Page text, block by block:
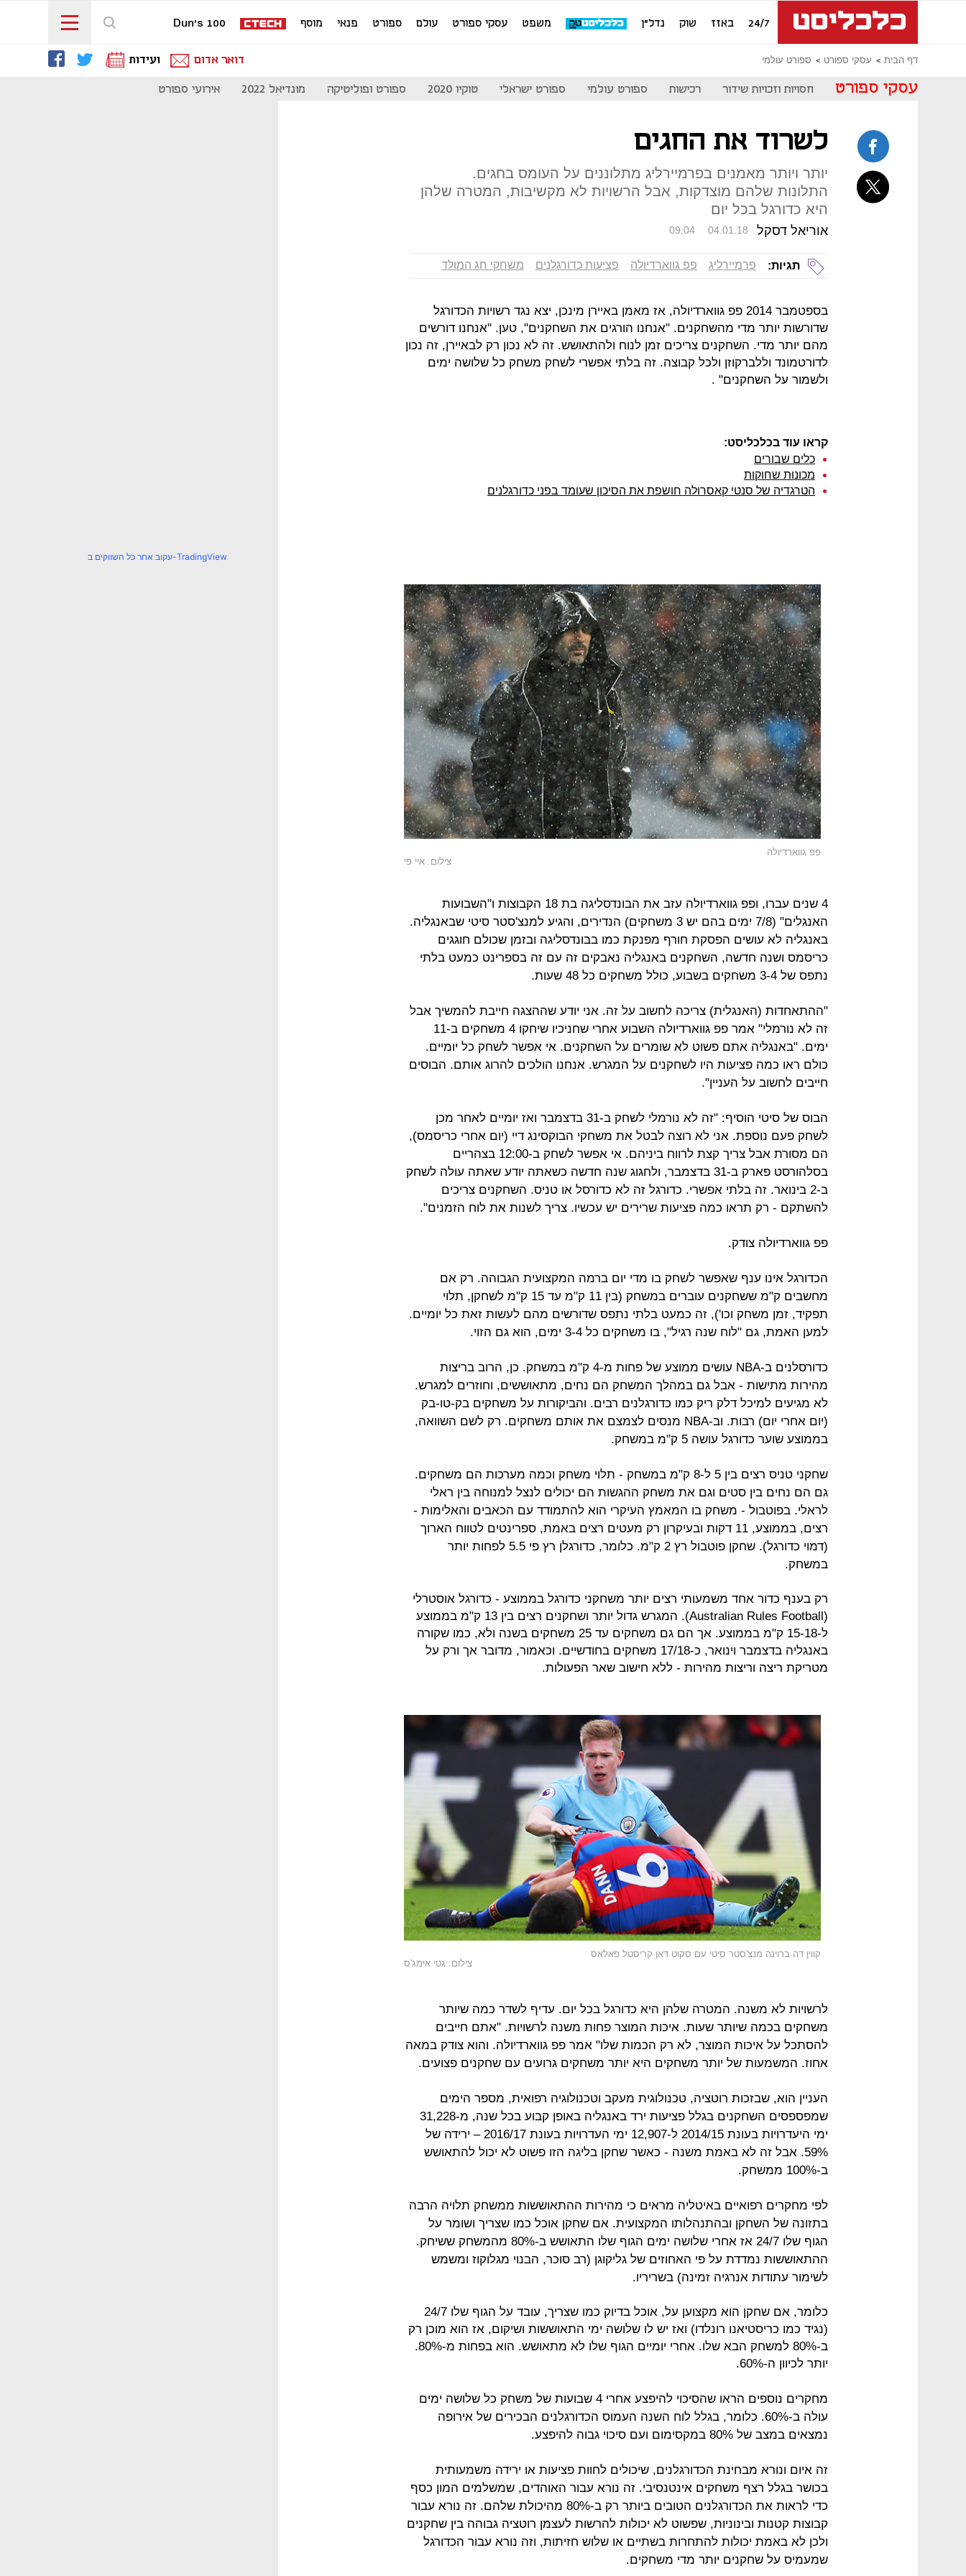
24/7 באזז שוק נדל"ן משפט עסקי ספורט עולם ספורט פנאי מוסף Dun's 100
דף הבית עסקי ספורט ספורט עולמי דואר אדום ועידות
עסקי ספורט חסויות וזכויות שידור רכישות ספורט עולמי ספורט ישראלי טוקיו 2020 ספורט ופוליטיקה מונדיאל 2022 אירועי ספורט
לשרוד את החגים
יותר ויותר מאמנים בפרמיירליג מתלוננים על העומס בחגים.
התלונות שלהם מוצדקות, אבל הרשויות לא מקשיבות, המטרה שלהן
היא כדורגל בכל יום
אוריאל דסקל 09:04 04.01.18
תגיות: פרמיירליג פפ גווארדיולה פציעות כדורגלנים משחקי חג המולד
בספטמבר 2014 פפ גווארדיולה, אז מאמן באיירן מינכן, יצא נגד רשויות הכדורגל
שדורשות יותר מדי מהשחקנים. "אנחנו הורגים את השחקנים", טען. "אנחנו דורשים
מהם יותר מדי. השחקנים צריכים זמן לנוח ולהתאושש. זה לא נכון רק לבאיירן, זה נכון
לדורטמונד וללברקוזן ולכל קבוצה. זה בלתי אפשרי לשחק משחק כל שלושה ימים
ולשמור על השחקנים" .
קראו עוד בכלכליסט:
כלים שבורים
מכונות שחוקות
הטרגדיה של סנטי קאסרולה חושפת את הסיכון שעומד בפני כדורגלנים
פפ גווארדיולה
צילום: איי פי
4 שנים עברו, ופפ גווארדיולה עזב את הבונדסליגה בת 18 הקבוצות ו"השבועות
האנגלים" (7/8 ימים בהם יש 3 משחקים) הנדירים, והגיע למנצ'סטר סיטי שבאנגליה.
באנגליה לא עושים הפסקת חורף מפנקת כמו בבונדסליגה ובזמן שכולם חוגגים
כריסמס ושנה חדשה, השחקנים באנגליה נאבקים זה עם זה בספרינט כמעט בלתי
נתפס של 3-4 משחקים בשבוע, כולל משחקים כל 48 שעות.
"ההתאחדות (האנגלית) צריכה לחשוב על זה. אני יודע שההצגה חייבת להמשיך אבל
זה לא נורמלי" אמר פפ גווארדיולה השבוע אחרי שחניכיו שיחקו 4 משחקים ב-11
ימים. "באנגליה אתם פשוט לא שומרים על השחקנים. אי אפשר לשחק כל יומיים.
כולם ראו כמה פציעות היו לשחקנים על המגרש. אנחנו הולכים להרוג אותם. הבוסים
חייבים לחשוב על העניין".
הבוס של סיטי הוסיף: "זה לא נורמלי לשחק ב-31 בדצמבר ואז יומיים לאחר מכן
לשחק פעם נוספת. אני לא רוצה לבטל את משחקי הבוקסינג דיי (יום אחרי כריסמס),
הם מסורת אבל צריך קצת לרווח ביניהם. אי אפשר לשחק ב-12:00 בצהריים
בסלהורסט פארק ב-31 בדצמבר, ולחגוג שנה חדשה כשאתה יודע שאתה עולה לשחק
ב-2 בינואר. זה בלתי אפשרי. כדורגל זה לא כדורסל או טניס. השחקנים צריכים
להשתקם - רק תראו כמה פציעות שרירים יש עכשיו. צריך לשנות את לוח הזמנים".
פפ גווארדיולה צודק.
הכדורגל אינו ענף שאפשר לשחק בו מדי יום ברמה המקצועית הגבוהה. רק אם
מחשבים ק"מ ששחקנים עוברים במשחק (בין 11 ק"מ עד 15 ק"מ לשחקן, תלוי
תפקיד, זמן משחק וכו'), זה כמעט בלתי נתפס שדורשים מהם לעשות זאת כל יומיים.
למען האמת, גם "לוח שנה רגיל", בו משחקים כל 3-4 ימים, הוא גם הזוי.
כדורסלנים ב-NBA עושים ממוצע של פחות מ-4 ק"מ במשחק. כן, הרוב בריצות
מהירות מתישות - אבל גם במהלך המשחק הם נחים, מתאוששים, וחוזרים למגרש.
לא מגיעים למיכל דלק ריק כמו כדורגלנים רבים. והביקורות על משחקים בק-טו-בק
(יום אחרי יום) רבות. וב-NBA מנסים לצמצם את אותם משחקים. רק לשם השוואה,
בממוצע שוער כדורגל עושה 5 ק"מ במשחק.
שחקני טניס רצים בין 5 ל-8 ק"מ במשחק - תלוי משחק וכמה מערכות הם משחקים.
גם הם נחים בין סטים וגם את משחק ההגשות הם יכולים לנצל למנוחה בין ראלי
לראלי. בפוטבול - משחק בו המאמץ העיקרי הוא להתמודד עם הכאבים והאלימות -
רצים, בממוצע, 11 דקות ובעיקרון רק מעטים רצים באמת, ספרינטים לטווח הארוך
(דמוי כדורגל). שחקן פוטבול רץ 2 ק"מ. כלומר, כדורגלן רץ פי 5.5 לפחות יותר
במשחק.
רק בענף כדור אחד משמעותי רצים יותר משחקני כדורגל בממוצע - כדורגל אוסטרלי
(Australian Rules Football). המגרש גדול יותר ושחקנים רצים בין 13 ק"מ בממוצע
ל-15-18 ק"מ בממוצע. אך הם גם משחקים עד 25 משחקים בשנה ולא, כמו שקורה
באנגליה בדצמבר וינואר, כ-17/18 משחקים בחודשיים. וכאמור, מדובר אך ורק על
מטריקת ריצה וריצות מהירות - ללא חישוב שאר הפעולות.
קווין דה ברוינה מנצ'סטר סיטי עם סקוט דאן קריסטל פאלאס
צילום: גטי אימג'ס
לרשויות לא משנה. המטרה שלהן היא כדורגל בכל יום. עדיף לשדר כמה שיותר
משחקים בכמה שיותר שעות. איכות המוצר פחות משנה לרשויות. "אתם חייבים
להסתכל על איכות המוצר, לא רק הכמות שלו" אמר פפ גווארדיולה. והוא צודק במאה
אחוז. המשמעות של יותר משחקים היא יותר משחקים גרועים עם שחקנים פצועים.
העניין הוא, שבזכות רוטציה, טכנולוגית מעקב וטכנולוגיה רפואית, מספר הימים
שמפספסים השחקנים בגלל פציעות ירד באנגליה באופן קבוע בכל שנה, מ-31,228
ימי היעדרויות בעונת 2014/15 ל-12,907 ימי העדרויות בעונת 2016/17 – ירידה של
59%. אבל זה לא באמת משנה - כאשר שחקן בליגה הזו פשוט לא יכול להתאושש
ב-100% ממשחק.
לפי מחקרים רפואיים באיטליה מראים כי מהירות ההתאוששות ממשחק תלויה הרבה
בתזונה של השחקן ובהתנהלותו המקצועית. אם שחקן אוכל כמו שצריך ושומר על
הגוף שלו 24/7 אז אחרי שלושה ימים הגוף שלו התאושש ב-80% מהמשחק ששיחק.
ההתאוששות נמדדת על פי האחוזים של גליקוגן (רב סוכר, הבנוי מגלוקוז ומשמש
לשימור עתודות אנרגיה זמינה) בשריריו.
כלומר, אם שחקן הוא מקצוען על, אוכל בדיוק כמו שצריך, עובד על הגוף שלו 24/7
(נגיד כמו כריסטיאנו רונלדו) ואז יש לו שלושה ימי התאוששות ושיקום, אז הוא מוכן רק
ב-80% למשחק הבא שלו. אחרי יומיים הגוף שלו לא מתאושש. הוא בפחות מ-80%.
יותר לכיוון ה-60%.
מחקרים נוספים הראו שהסיכוי להיפצע אחרי 4 שבועות של משחק כל שלושה ימים
עולה ב-60%. כלומר, בגלל לוח השנה העמוס הכדורגלנים הבכירים של אירופה
נמצאים במצב של 80% במקסימום ועם סיכוי גבוה להיפצע.
זה איום ונורא מבחינת הכדורגלנים, שיכולים לחוות פציעות או ירידה משמעותית
בכושר בגלל רצף משחקים אינטנסיבי. זה נורא עבור האוהדים, שמשלמים המון כסף
כדי לראות את הכדורגלנים הטובים ביותר רק ב-80% מהיכולת שלהם. זה נורא עבור
קבוצות קטנות ובינוניות, שפשוט לא יכולות להרשות לעצמן רוטציה גבוהה בין שחקנים
ולכן לא באמת יכולות להתחרות בשתיים או שלוש חזיתות, וזה נורא עבור הכדורגל
שמעמיס על שחקנים יותר מדי משחקים.
עקוב אחר כל השווקים ב-TradingView